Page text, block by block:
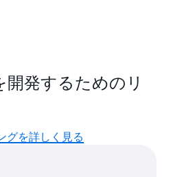
発するためのリ
グを詳しく見る